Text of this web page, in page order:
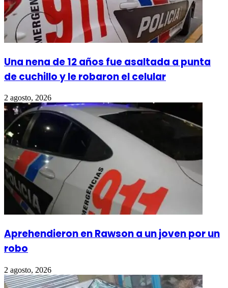
Una nena de 12 años fue asaltada a punta
de cuchillo y le robaron el celular
2 agosto, 2026
Aprehendieron en Rawson a un joven por un
robo
2 agosto, 2026